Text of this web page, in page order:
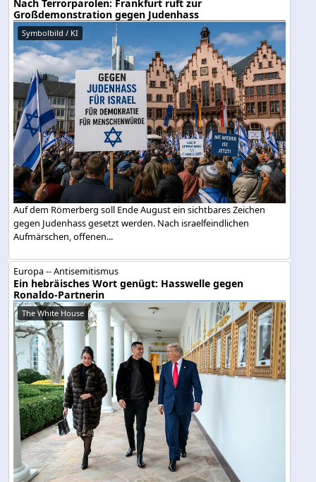
Nach Terrorparolen: Frankfurt ruft zur
Großdemonstration gegen Judenhass
Symbolbild / KI
Auf dem Römerberg soll Ende August ein sichtbares Zeichen
gegen Judenhass gesetzt werden. Nach israelfeindlichen
Aufmärschen, offenen...
Europa -- Antisemitismus
Ein hebräisches Wort genügt: Hasswelle gegen
Ronaldo-Partnerin
The White House